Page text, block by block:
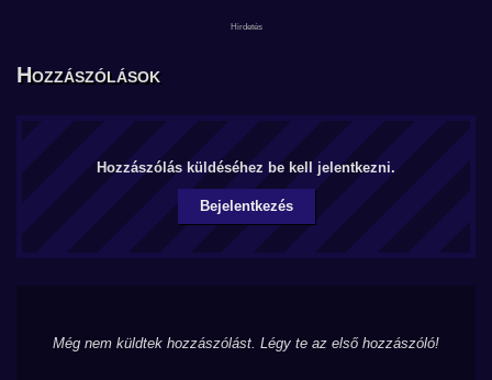
Hozzászólások
Hozzászólás küldéséhez be kell jelentkezni.
Bejelentkezés
Még nem küldtek hozzászólást. Légy te az első hozzászóló!